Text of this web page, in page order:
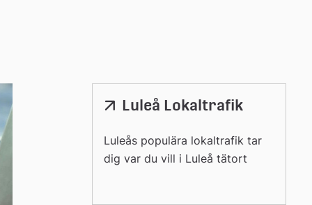
Länk
extern
webbplats
Luleå Lokaltrafik
Luleås populära lokaltrafik tar
dig var du vill i Luleå tätort